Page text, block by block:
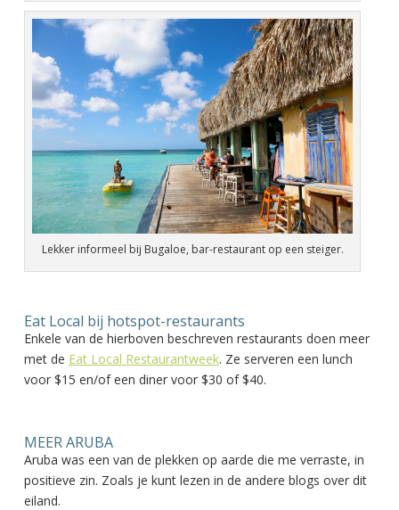
Lekker informeel bij Bugaloe, bar-restaurant op een steiger.
Eat Local bij hotspot-restaurants
Enkele van de hierboven beschreven restaurants doen meer
met de Eat Local Restaurantweek. Ze serveren een lunch
voor $15 en/of een diner voor $30 of $40.
MEER ARUBA
Aruba was een van de plekken op aarde die me verraste, in
positieve zin. Zoals je kunt lezen in de andere blogs over dit
eiland.